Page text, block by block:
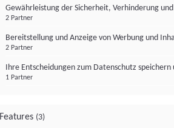
Gewährleistung der Sicherheit, Verhinderung
2 Partner
Bereitstellung und Anzeige von Werbung und
2 Partner
Ihre Entscheidungen zum Datenschutz
1 Partner
Features (3)